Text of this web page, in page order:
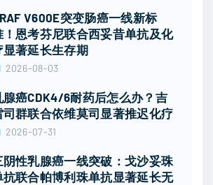
V600E突变肠癌一线新标
！恩考芬尼联合西妥昔单抗及化
显著延长生存期
2026-08-03
腺癌CDK4/6耐药后怎么办？吉
司群联合依维莫司显著推迟化疗
2026-07-31
阴性乳腺癌一线突破：戈沙妥珠
抗联合帕博利珠单抗显著延长无